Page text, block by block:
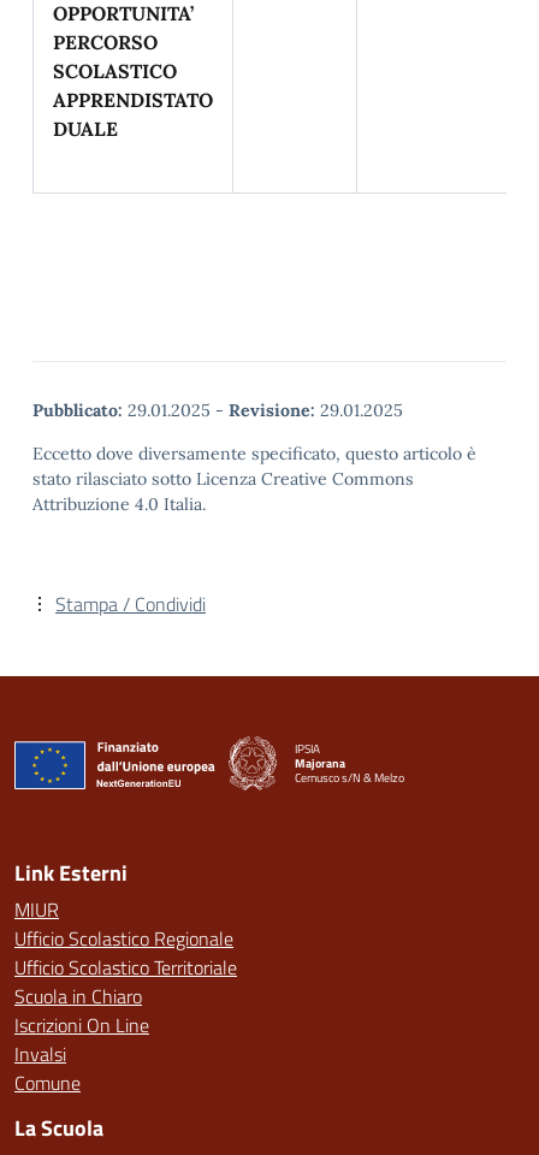
OPPORTUNITA’
PERCORSO
SCOLASTICO
APPRENDISTATO
DUALE
Pubblicato: 29.01.2025 - Revisione: 29.01.2025
Eccetto dove diversamente specificato, questo articolo è
stato rilasciato sotto Licenza Creative Commons
Attribuzione 4.0 Italia.
Stampa / Condividi
IPSIA
Majorana
Cernusco s/N & Melzo
Link Esterni
MIUR
Ufficio Scolastico Regionale
Ufficio Scolastico Territoriale
Scuola in Chiaro
Iscrizioni On Line
Invalsi
Comune
La Scuola